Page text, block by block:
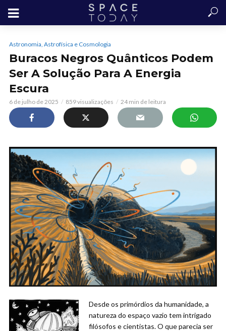
Astronomia, Astrofísica e Cosmologia
Buracos Negros Quânticos Podem
Ser A Solução Para A Energia
Escura
6 de julho de 2025 859 visualizações 24 min de leitura
Desde os primórdios da humanidade, a
natureza do espaço vazio tem intrigado
filósofos e cientistas. O que parecia ser